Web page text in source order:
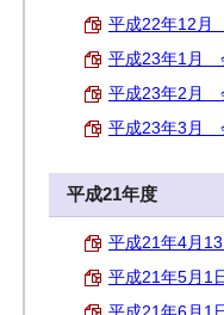
平成22年12月
平成23年1月
平成23年2月
平成23年3月
平成21年度
平成21年4月
平成21年5月1